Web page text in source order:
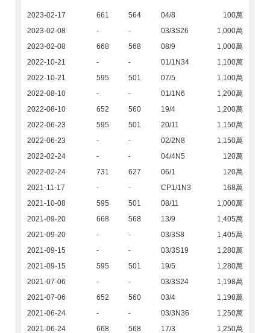
2023-02-17 661 564 04/8
100萬
2023-02-08
- - 03/3S26
1,000萬
2023-02-08
668 568 08/9
1,000萬
2022-10-21
- - 01/1N34
1,100萬
2022-10-21
595 501 07/5
1,100萬
2022-08-10
- - 01/1N6
1,200萬
2022-08-10
652 560 19/4
1,200萬
2022-06-23
595 501 20/11
1,150萬
2022-06-23
- - 02/2N8
1,150萬
2022-02-24
- - 04/4N5
120萬
2022-02-24
731 627 06/1
120萬
2021-11-17
- - CP1/1N3
168萬
2021-10-08
595 501 08/11
1,000萬
2021-09-20
668 568 13/9
1,405萬
2021-09-20
- - 03/3S8
1,405萬
2021-09-15
- - 03/3S19
1,280萬
2021-09-15
595 501 19/5
1,280萬
2021-07-06
- - 03/3S24
1,198萬
2021-07-06
652 560 03/4
1,198萬
2021-06-24
- - 03/3N36
1,250萬
2021-06-24
668 568 17/3 1,250萬